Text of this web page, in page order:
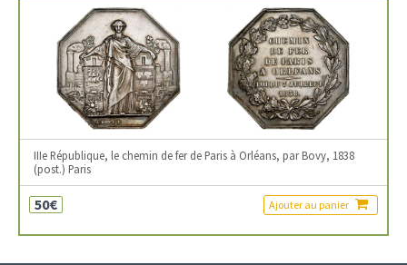
IIIe République, le chemin de fer de Paris à Orléans, par Bovy, 1838
(post.) Paris
50€ Ajouter au panier